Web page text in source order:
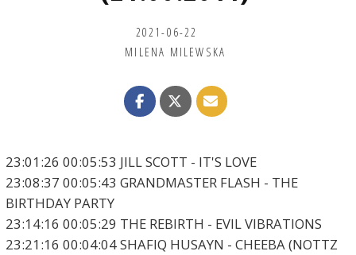
2021-06-22
MILENA MILEWSKA
23:01:26 00:05:53 JILL SCOTT - IT'S LOVE
23:08:37 00:05:43 GRANDMASTER FLASH - THE
BIRTHDAY PARTY
23:14:16 00:05:29 THE REBIRTH - EVIL VIBRATIONS
23:21:16 00:04:04 SHAFIQ HUSAYN - CHEEBA (NOTTZ